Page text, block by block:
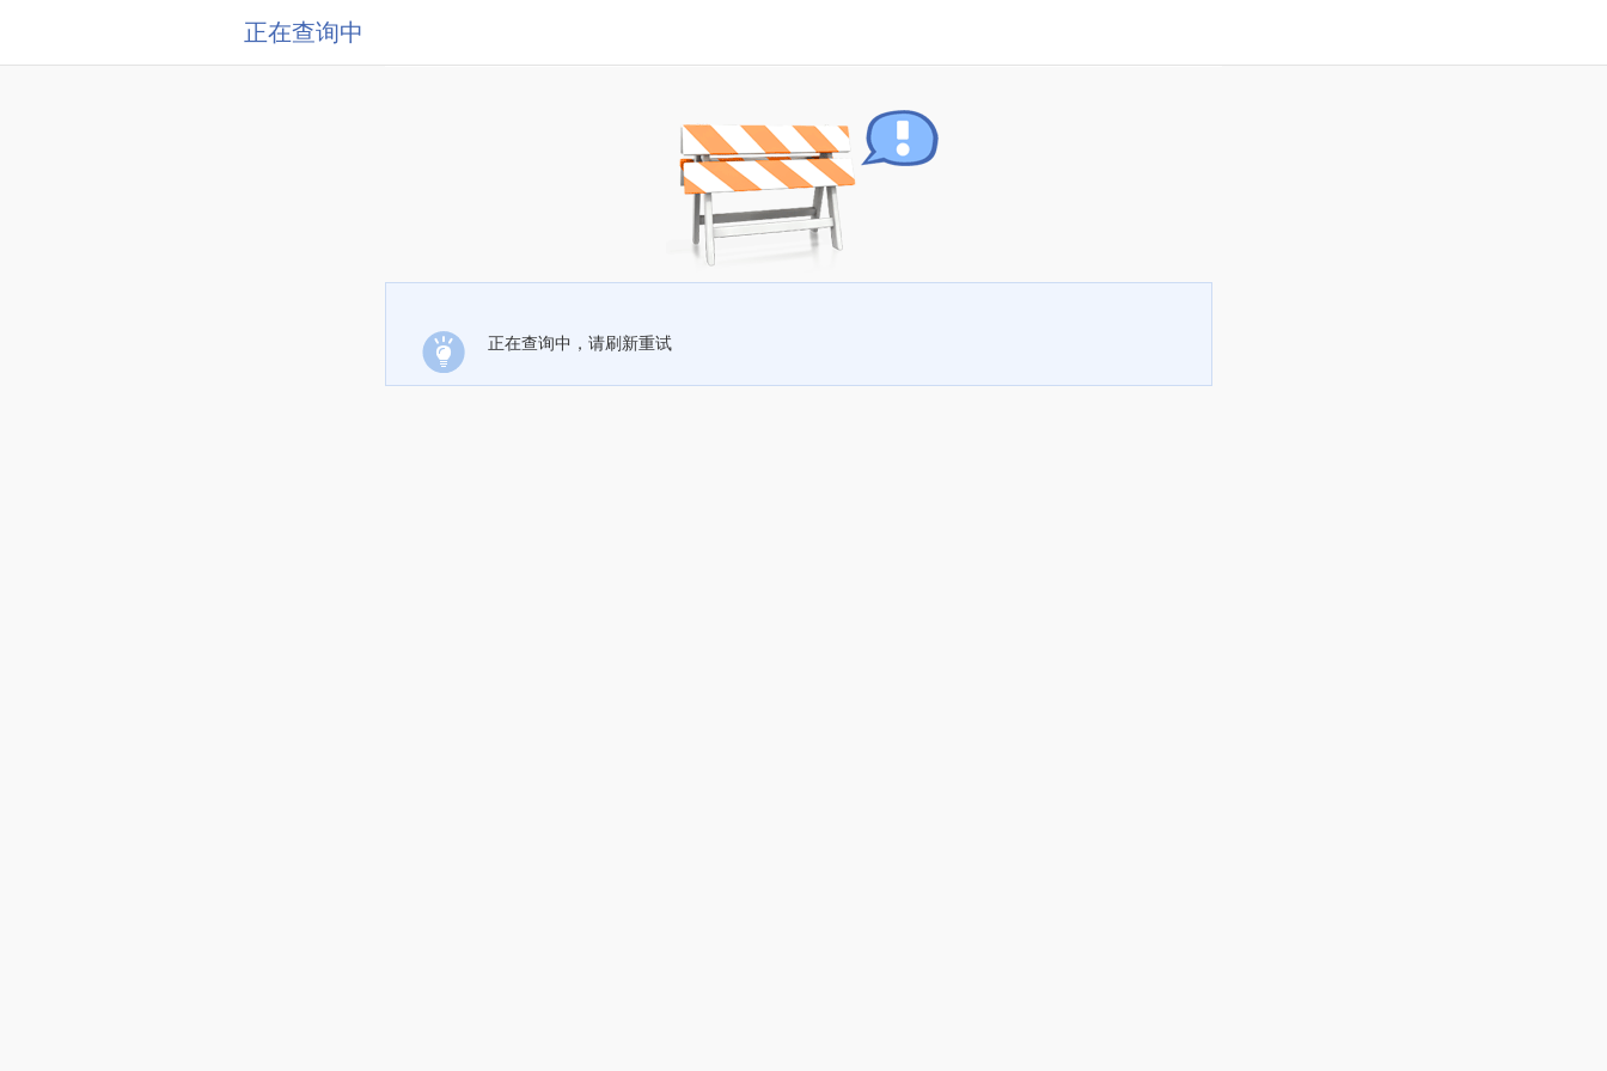
正在查询中
正在查询中，请刷新重试